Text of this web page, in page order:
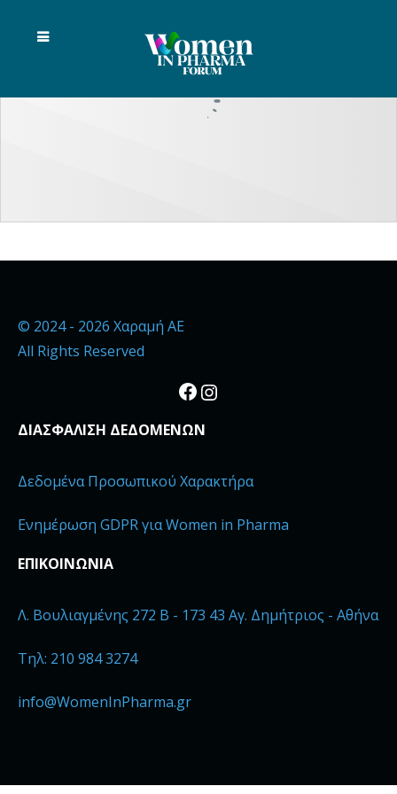
© 2024 - 2026 Χαραμή ΑΕ
All Rights Reserved
Facebook
Instagram
ΔΙΑΣΦΑΛΙΣΗ ΔΕΔΟΜΕΝΩΝ
Δεδομένα Προσωπικού Χαρακτήρα
Ενημέρωση GDPR για Women in Pharma
ΕΠΙΚΟΙΝΩΝΙΑ
Λ. Βουλιαγμένης 272 B - 173 43 Αγ. Δημήτριος - Αθήνα
Τηλ: 210 984 3274
info@WomenInPharma.gr